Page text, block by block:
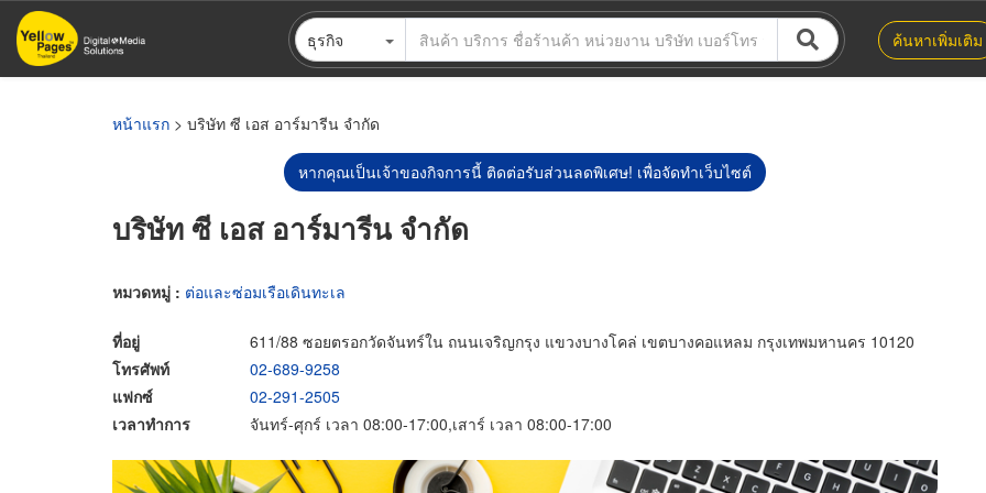
ข้าม
ไป
ธุรกิจ ค้นหาเพิ่มเติม
หน้าแรก > บริษัท ซี เอส อาร์มารีน จำกัด
หากคุณเป็นเจ้าของกิจการนี้ ติดต่อรับส่วนลดพิเศษ! เพื่อจัดทำเว็บไซต์
บริษัท ซี เอส อาร์มารีน จำกัด
หมวดหมู่ : ต่อและซ่อมเรือเดินทะเล
ที่อยู่
611/88 ซอยตรอกวัดจันทร์ใน ถนนเจริญกรุง แขวงบางโคล่ เขตบางคอแหลม กรุงเทพมหานคร 10120
โทรศัพท์
02-689-9258
แฟกซ์
02-291-2505
เวลาทำการ
จันทร์-ศุกร์ เวลา 08:00-17:00,เสาร์ เวลา 08:00-17:00